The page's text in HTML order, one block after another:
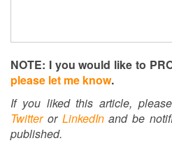
NOTE: I you would like to
please let me know.
If you liked this article,
Twitter or LinkedInand be
published.